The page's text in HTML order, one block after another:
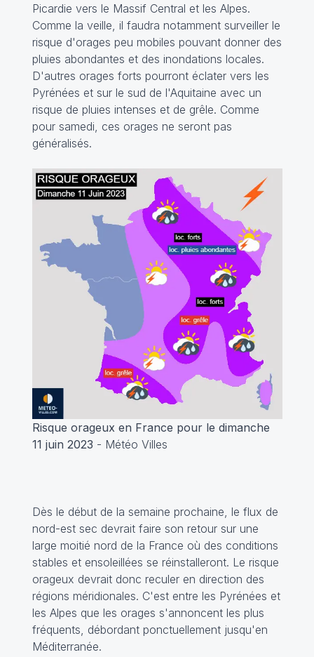
Picardie vers le Massif Central et les Alpes.
Comme la veille, il faudra notamment surveiller le
risque d'orages peu mobiles pouvant donner des
pluies abondantes et des inondations locales.
D'autres orages forts pourront éclater vers les
Pyrénées et sur le sud de l'Aquitaine avec un
risque de pluies intenses et de grêle. Comme
pour samedi, ces orages ne seront pas
généralisés.
Risque orageux en France pour le dimanche
11 juin 2023 - Météo Villes
Dès le début de la semaine prochaine, le flux de
nord-est sec devrait faire son retour sur une
large moitié nord de la France où des conditions
stables et ensoleillées se réinstalleront. Le risque
orageux devrait donc reculer en direction des
régions méridionales. C'est entre les Pyrénées et
les Alpes que les orages s'annoncent les plus
fréquents, débordant ponctuellement jusqu'en
Méditerranée.